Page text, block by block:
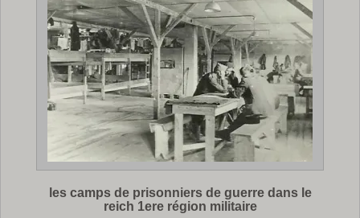
les camps de prisonniers de guerre dans le
reich 1ere région militaire